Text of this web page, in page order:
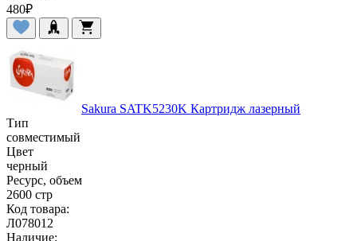
480₽
Sakura SATK5230K Картридж лазерный
Тип
совместимый
Цвет
черный
Ресурс, объем
2600 стр
Код товара:
Л078012
Наличие: